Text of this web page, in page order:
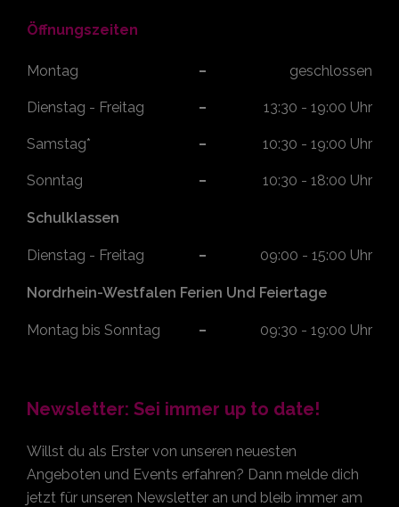
Öffnungszeiten
Montag geschlossen
Dienstag - Freitag 13:30 - 19:00 Uhr
Samstag* 10:30 - 19:00 Uhr
Sonntag 10:30 - 18:00 Uhr
Schulklassen
Dienstag - Freitag 09:00 - 15:00 Uhr
Nordrhein-Westfalen Ferien Und Feiertage
Montag bis Sonntag 09:30 - 19:00 Uhr
Newsletter: Sei immer up to date!
Willst du als Erster von unseren neuesten
Angeboten und Events erfahren? Dann melde dich
jetzt für unseren Newsletter an und bleib immer am